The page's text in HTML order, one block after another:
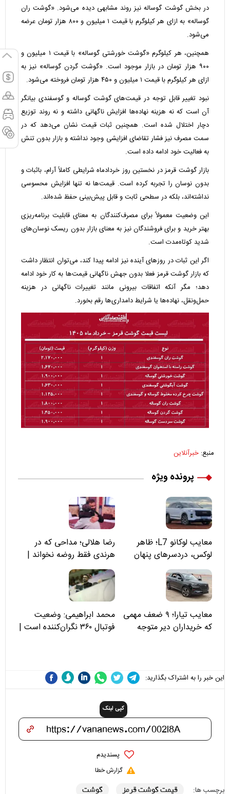
در بخش گوشت گوساله نیز روند مشابهی دیده می‌شود. «گوشت ران
گوساله» به ازای هر کیلوگرم با قیمت ۱ میلیون و ۸۰۰ هزار تومان عرضه
می‌شود.
همچنین، هر کیلوگرم «گوشت خورشتی گوساله» با قیمت ۱ میلیون و
۹۰۰ هزار تومان در بازار موجود است. «گوشت گردن گوساله» نیز به
ازای هر کیلوگرم با قیمت ۱ میلیون و ۴۵۰ هزار تومان فروخته می‌شود.
نبود تغییر قابل توجه در قیمت‌های گوشت گوساله و گوسفندی بیانگر
آن است که نه هزینه نهاده‌ها افزایش ناگهانی داشته و نه روند توزیع
دچار اختلال شده است. همچنین ثبات قیمت نشان می‌دهد که در
سمت مصرف نیز فشار تقاضای افزایشی وجود نداشته و بازار بدون تنش
به فعالیت خود ادامه داده است.
بازار گوشت قرمز در نخستین روز خردادماه شرایطی کاملاً آرام، باثبات و
بدون نوسان را تجربه کرده است. قیمت‌ها نه تنها افزایش محسوسی
نداشته‌اند، بلکه در سطحی ثابت و قابل پیش‌بینی حفظ شده‌اند.
این وضعیت معمولاً برای مصرف‌کنندگان به معنای قابلیت برنامه‌ریزی
بهتر خرید و برای فروشندگان نیز به معنای بازار بدون ریسک نوسان‌های
شدید کوتاه‌مدت است.
اگر این ثبات در روزهای آینده نیز ادامه پیدا کند، می‌توان انتظار داشت
که بازار گوشت قرمز فعلا بدون جهش ناگهانی قیمت‌ها به کار خود ادامه
دهد؛ مگر آنکه اتفاقات بیرونی مانند تغییرات ناگهانی در هزینه
حمل‌ونقل، نهاده‌ها یا شرایط دامداری‌ها رقم بخورد.
منبع: خبرآنلاین
پرونده ویژه
معایب لوکانو L7؛ ظاهر
لوکس، دردسرهای پنهان
رضا هلالی؛ مداحی که در
هرندی فقط روضه نخواند |
مسئولان «تکیه‌گاه آقا مرتضی
علی(ع)» را جدی‌تر ببینند
معایب تیارا؛ ۹ ضعف مهمی
که خریداران دیر متوجه
محمد ابراهیمی: وضعیت
فوتبال ۳۶۰ نگران‌کننده است |
این خبر را به اشتراک بگذارید:
کپی لینک
پسندیدم
گزارش خطا
برچسب ها: قیمت گوشت قرمز گوشت